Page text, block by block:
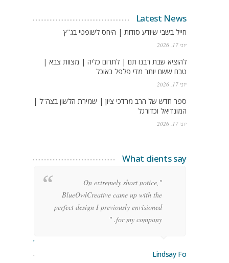
Latest News
חייל בשבי שיודע סודות | היחס לשופטי בג"ץ
יוני 17, 2026
להוציא שבת רבנו תם | לתרום כליה | מצוות צבא |
טבח ששם יותר מדי פלפל באוכל
יוני 17, 2026
ספר חדש של הרב מרדכי ציון | שמירת הלשון בצה"ל |
המונדיאל וכדורגל
יוני 17, 2026
What clients say
"On extremely short notice,
BlueOwlCreative came up with the
perfect design I previously envisioned
for my company. "
Lindsay Ford
Stoner
Manager